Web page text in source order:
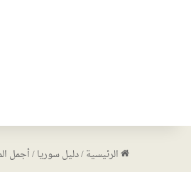
الرئيسية/دليل سوريا/أجمل